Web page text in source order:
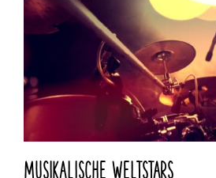
MUSIKALISCHE WELTSTARS